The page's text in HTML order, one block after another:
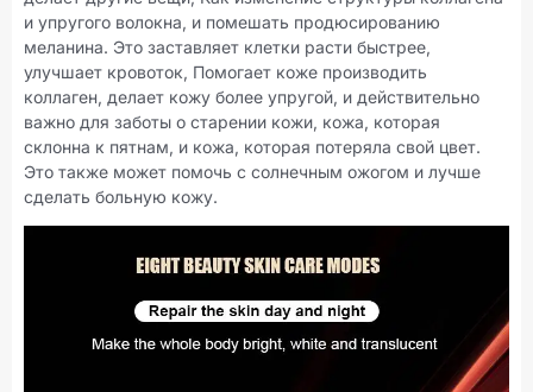
и упругого волокна, и помешать продюсированию
меланина. Это заставляет клетки расти быстрее,
улучшает кровоток, Помогает коже производить
коллаген, делает кожу более упругой, и действительно
важно для заботы о старении кожи, кожа, которая
склонна к пятнам, и кожа, которая потеряла свой цвет.
Это также может помочь с солнечным ожогом и лучше
сделать больную кожу.